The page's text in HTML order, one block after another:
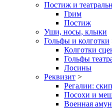
Постиж и
Грим
Постиж
Уши, носы, клыки
Гольфы и колготки
Колготки
Гольфы
Лосины
Реквизит >
Регалии:
Посохи и
Военная